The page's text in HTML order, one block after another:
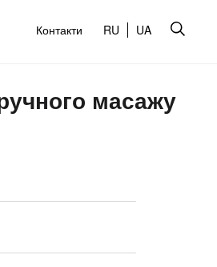
Контакти RU UA
масажу